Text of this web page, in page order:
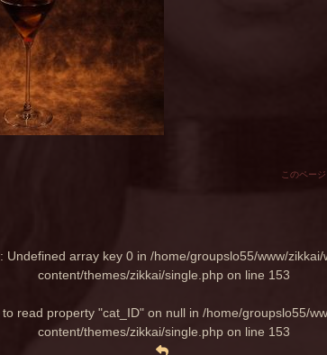
このペー
: Undefined array key 0 in /home/groupslo55/www/zikkai/
content/themes/zikkai/single.php on line 153
to read property "cat_ID" on null in /home/groupslo55/
content/themes/zikkai/single.php on line 153